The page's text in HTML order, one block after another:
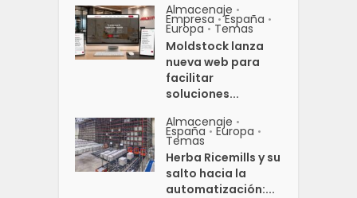
Almacenaje •
Empresa • España •
Europa • Temas
Moldstock lanza
nueva web para
facilitar
soluciones...
Almacenaje •
España • Europa •
Temas
Herba Ricemills y su
salto hacia la
automatización:...